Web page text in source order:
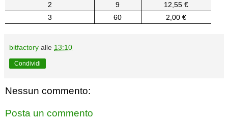
2
9
12,55 €
3
60 2,00 €
bitfactory alle 13:10
Condividi
Nessun commento:
Posta un commento